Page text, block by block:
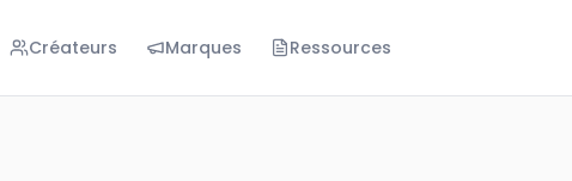
Créateurs Marques Ressources